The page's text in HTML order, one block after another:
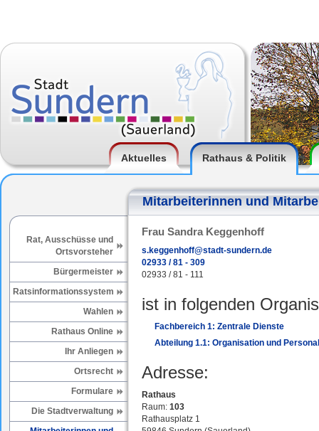
Aktuelles Rathaus & Politik
Mitarbeiterinnen und
Rat, Ausschüsse und
Ortsvorsteher
Bürgermeister
Ratsinformationssystem
Wahlen
Rathaus Online
Ihr Anliegen
Ortsrecht
Formulare
Die Stadtverwaltung
Frau Sandra Keggenhoff
s.keggenhoff@stadt-sundern.de
02933 / 81 - 309
02933 / 81 - 111
ist in folgenden
Fachbereich 1: Zentrale Dienste
Abteilung 1.1: Organisation und
Adresse:
Rathaus
Raum: 103
Rathausplatz 1